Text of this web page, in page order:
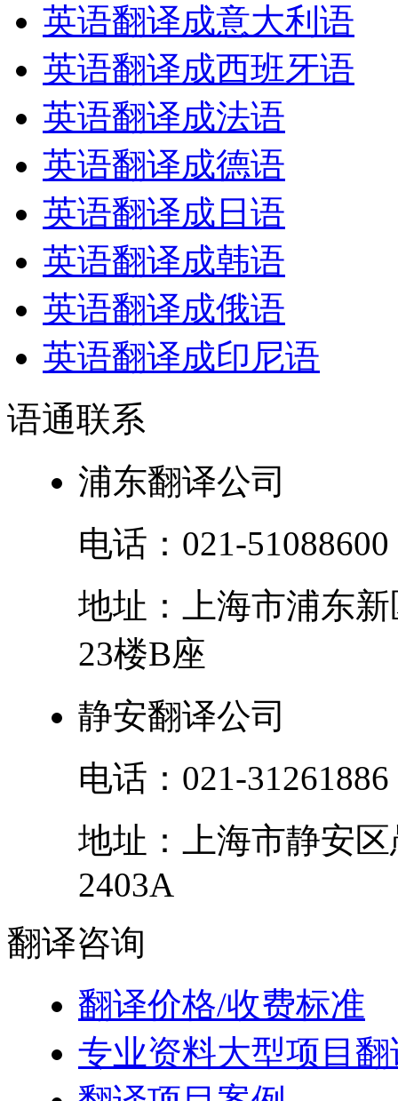
英语翻译成意大利语
英语翻译成西班牙语
英语翻译成法语
英语翻译成德语
英语翻译成日语
英语翻译成韩语
英语翻译成俄语
英语翻译成印尼语
语通联系
浦东翻译公司
电话： 021-51088600
地址：
上海市浦东新
23楼B座
静安翻译公司
电话： 021-31261886
地址：
上海市静安区
2403A
翻译咨询
翻译价格/收费标准
专业资料大型项目翻